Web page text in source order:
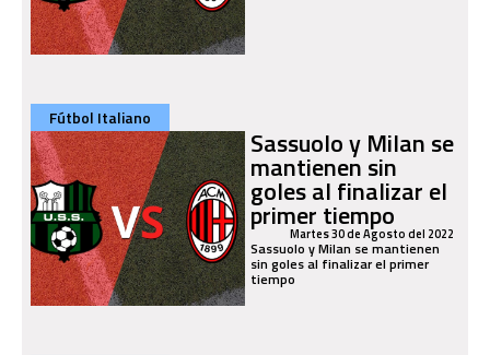
Fútbol Italiano
Sassuolo y Milan se
mantienen sin
goles al finalizar el
primer tiempo
Martes 30 de Agosto del 2022
Sassuolo y Milan se mantienen
sin goles al finalizar el primer
tiempo